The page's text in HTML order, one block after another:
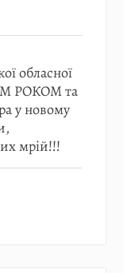
обласної
РОКОМ та
у новому
мрій!!!